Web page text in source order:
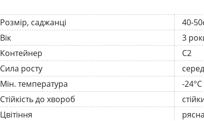
Розмір, саджанці
40-
Вік
3
Контейнер
С2
Сила росту
Мін. температура
-24°C
Стійкість до хвороб
Цвітіння
рясна